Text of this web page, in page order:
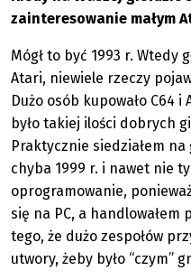
zainteresowanie małym
Mógł to być 1993 r. Wtedy
Atari, niewiele rzeczy
Dużo osób kupowało C64
było takiej ilości dobrych
Praktycznie siedziałem
chyba 1999 r. i nawet nie
oprogramowanie,
się na PC, a handlowałem
tego, że dużo zespołów
utwory, żeby było “czym”